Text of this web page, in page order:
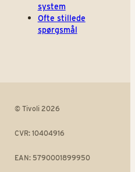
system
Ofte stillede
spørgsmål
© Tivoli 2026
CVR: 10404916
EAN: 5790001899950